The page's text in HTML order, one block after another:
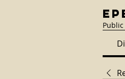
Public